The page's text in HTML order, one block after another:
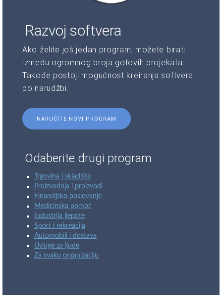
Razvoj softvera
Ako želite još jedan program, možete birati
između ogromnog broja gotovih projekata.
Takođe postoji mogućnost kreiranja softvera
po narudžbi.
NARUČITE NOVI PROGRAM
Odaberite drugi program
Trgovina i skladište
Proizvodnja i proizvodi
Finansijsko poslovanje
Medicinska pomoć
Industrija ljepote
Sport i rekreacija
Automobili i dostava
Usluge za ljude
Za svaku organizaciju